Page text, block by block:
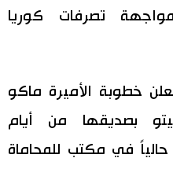
تصرفات كوريا
خطوبة الأميرة ماكو
بصديقها من أيام
في مكتب للمحاماة